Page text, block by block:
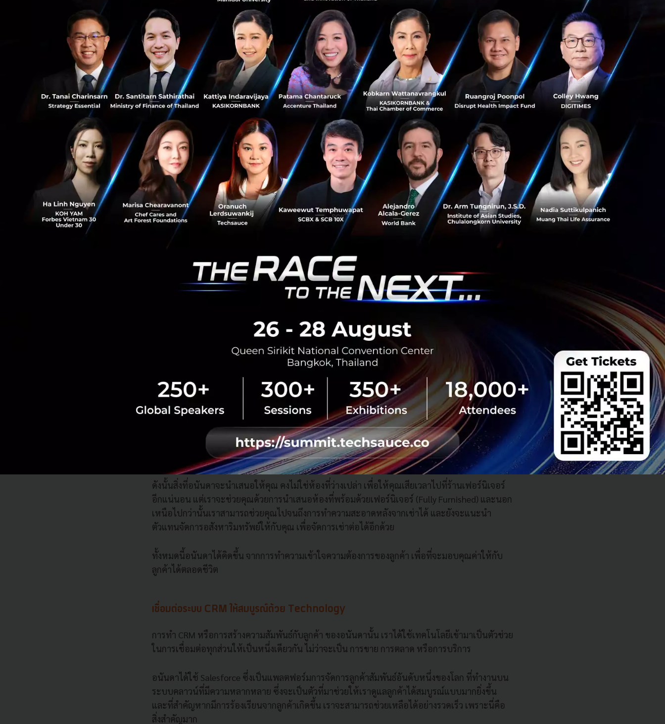
0
1.7K
ทำให้คอนโดของเราสามารถเข้าถึงลูกค้าได้ทุกระดับ ไม่ว่าจะเป็น วัยเริ่มทำงาน จนถึง วัยมีครอบครัว
และมีลูก พร้อมกันนี้เราได้มีการสร้างพื้นที่สาธารณะของคอนโด ให้มีการใช้งานได้มากขึ้น ไม่ว่าจะเป็น
Co-working space หรือจะเป็น Co-Living space ก็ตาม
ดังนั้นในธุรกิจอสังหาริมทรัพย์ สิ่งที่อนันดาต้องการนำเสนอคือ โซลูชั่นการใช้ชีวิตในเมืองจริง ๆ ที่จะ
กลายเป็นสิ่งที่มีคุณค่าตลอดชีวิตให้กับลูกค้า ยกตัวอย่างเช่น
"เวลาที่คุณยังเด็ก เป็นวัยเพิ่งเริ่มทำงาน แล้วคุณอยากจะเป็นเจ้าของคอนโดหลังแรก คุณก็สามารถที่จะ
ซื้อห้องขนาดสตูดิโอได้ หลังจากนั้นเมื่อคุณได้รับการเลื่อนตำแหน่ง คุณอยากได้ห้องขนาดใหญ่กว่านี้ คุณ
ก็สามารถปล่อยเช่าห้องสตูดิโอของคุณได้ แต่เมื่อคุณแต่งงาน มีลูก คุณอาจจะต้องการ บ้าน แต่พอเวลา
ผ่านไปเมื่อคุณแก่ขึ้น คุณอาจจะไม่ได้ต้องการที่จะดูแลบ้าน แต่อาจจะกลับไปอยู่คอนโดมิเนียมก็ได้"
และอีกตัวอย่างหนึ่งหากเรารู้ว่าคุณไม่ได้ลงทุนเพื่ออาศัยอยู่เอง แต่คุณกำลังลงทุนเพื่อปล่อยเช่า ดังนั้น
สิ่งคุณกำลังมองหาก็ คือ วิธีง่าย ๆ ในการตกแต่งคอนโดที่ไม่แพง สามารถใช้งานได้จริง เพื่อทำให้คอน
โดของคุณสามารถปล่อยเช่าได้ทันที
ดังนั้นสิ่งที่อนันดาจะนำเสนอให้คุณ คงไม่ใช่ห้องที่ว่างเปล่า เพื่อให้คุณเสียเวลาไปที่ร้านเฟอร์นิเจอร์
อีกแน่นอน แต่เราจะช่วยคุณด้วยการนำเสนอห้องที่พร้อมด้วยเฟอร์นิเจอร์ (Fully Furnished) และนอก
เหนือไปกว่านั้นเราสามารถช่วยคุณไปจนถึงการทำความสะอาดหลังจากเช่าได้ และยังจะแนะนำ
ตัวแทนจัดการอสังหาริมทรัพย์ให้กับคุณ เพื่อจัดการเช่าต่อได้อีกด้วย
ทั้งหมดนี้อนันดาได้คิดขึ้น จากการทำความเข้าใจความต้องการของลูกค้า เพื่อที่จะมอบคุณค่าให้กับ
ลูกค้าได้ตลอดชีวิต
เชื่อมต่อระบบ CRM ให้สมบูรณ์ด้วย Technology
การทำ CRM หรือการสร้างความสัมพันธ์กับลูกค้า ของอนันดานั้น เราได้ใช้เทคโนโลยีเข้ามาเป็นตัวช่วย
ในการเชื่อมต่อทุกส่วนให้เป็นหนึ่งเดียวกัน ไม่ว่าจะเป็น การขาย การตลาด หรือการบริการ
อนันดาได้ใช้ Salesforce ซึ่งเป็นแพลตฟอร์มการจัดการลูกค้าสัมพันธ์อันดับหนึ่งของโลก ที่ทำงานบน
ระบบคลาวน์ที่มีความหลากหลาย ซึ่งจะเป็นตัวที่มาช่วยให้เราดูแลลูกค้าได้สมบูรณ์แบบมากยิ่งขึ้น
และที่สำคัญหากมีการร้องเรียนจากลูกค้าเกิดขึ้น เราจะสามารถช่วยเหลือได้อย่างรวดเร็ว เพราะนี่คือ
สิ่งสำคัญมาก